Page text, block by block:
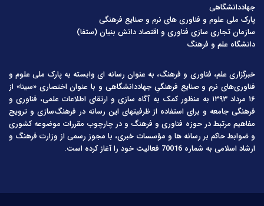
جهاددانشگاهی
پارک ملی علوم و فناوری های نرم و صنایع فرهنگی
سازمان تجاری سازی فناوری و اقتصاد دانش بنیان (ستفا)
دانشگاه علم و فرهنگ
خبرگزاری علم، فناوری و فرهنگ، به عنوان رسانه ای وابسته به پارک ملی علوم و
فناوری‌های نرم و صنایع فرهنگیِ جهاددانشگاهی و با عنوان اختصاری «سینا» از
۱۶ مرداد ۱۳۹۳ به منظور کمک به آگاه سازی و ارتقای اطلاعات علمی، فناوری و
فرهنگی جامعه و برای استفاده از ظرفیتهای این رسانه در فرهنگ‌سازی و ترویج
مفاهیم مرتبط در حوزه فناوری و فرهنگ و در چارچوب مقررات موضوعه کشوری
و ضوابط حاکم بر رسانه ها و مؤسسات خبری، با مجوز رسمی از وزارت فرهنگ و
ارشاد اسلامی به شماره 70016 فعالیت خود را آغاز کرده است.